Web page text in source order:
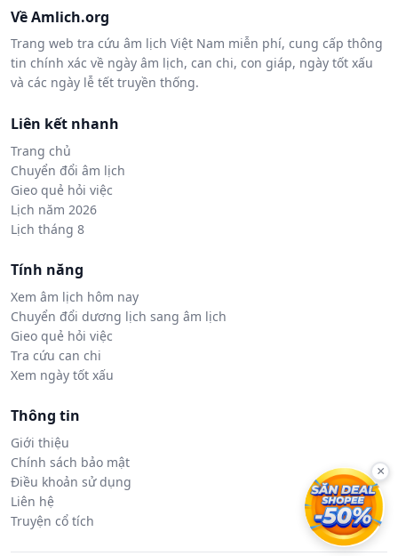
Về Amlich.org
Trang web tra cứu âm lịch Việt Nam miễn phí, cung cấp thông
tin chính xác về ngày âm lịch, can chi, con giáp, ngày tốt xấu
và các ngày lễ tết truyền thống.
Liên kết nhanh
Trang chủ
Chuyển đổi âm lịch
Gieo quẻ hỏi việc
Lịch năm 2026
Lịch tháng 8
Tính năng
Xem âm lịch hôm nay
Chuyển đổi dương lịch sang âm lịch
Gieo quẻ hỏi việc
Tra cứu can chi
Xem ngày tốt xấu
Thông tin
Giới thiệu
Chính sách bảo mật
Điều khoản sử dụng
Liên hệ
Truyện cổ tích
×